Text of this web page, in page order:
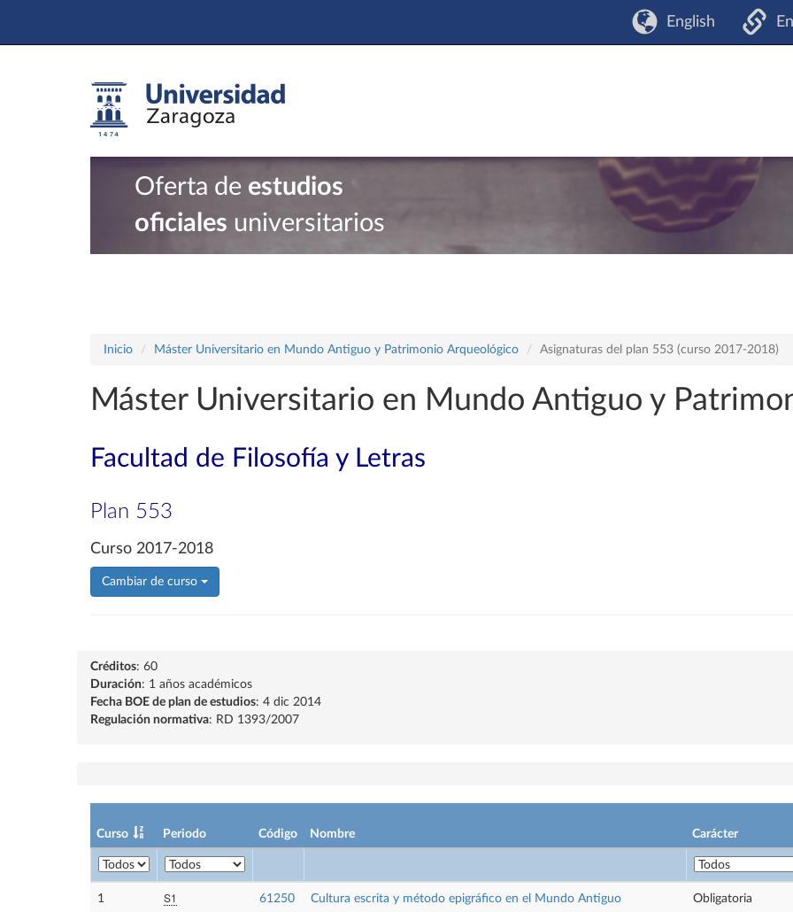
English
Oferta de estudios
oficiales universitarios
Inicio Máster Universitario en Mundo Antiguo y Patrimonio Arqueológico Asignaturas del plan 553 (curso 2017-2018)
Máster Universitario en Mundo Antiguo y
Facultad de Filosofía y Letras
Plan 553
Curso 2017-2018
Cambiar de curso
Créditos: 60
Duración: 1 años académicos
Fecha BOE de plan de estudios: 4 dic 2014
Regulación normativa: RD 1393/2007
Curso Periodo Código Nombre Carácter
1 S1 61250 Cultura escrita y método epigráfico en el Mundo Antiguo Obligatoria